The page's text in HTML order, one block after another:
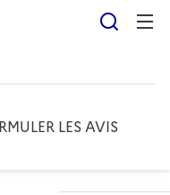
LES AVIS